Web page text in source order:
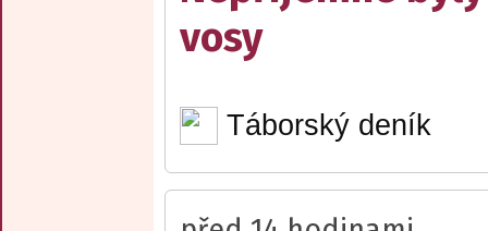
vosy
Táborský deník